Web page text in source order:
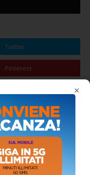
×
del Sindaco Zambito